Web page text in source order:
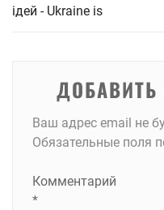
ідей - Ukraine is
Ваш адрес email не
Обязательные поля
Комментарий
*